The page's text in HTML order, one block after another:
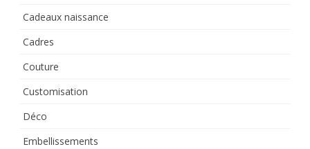
Cadeaux naissance
Cadres
Couture
Customisation
Déco
Embellissements